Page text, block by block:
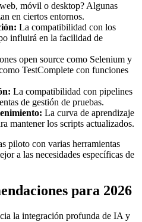
móvil o desktop? Algunas
en ciertos entornos.
La compatibilidad con los
influirá en la facilidad de
open source como Selenium y
TestComplete con funciones
La compatibilidad con pipelines
de gestión de pruebas.
La curva de aprendizaje
mantener los scripts actualizados.
piloto con varias herramientas
a las necesidades específicas de
para 2026
la integración profunda de IA y